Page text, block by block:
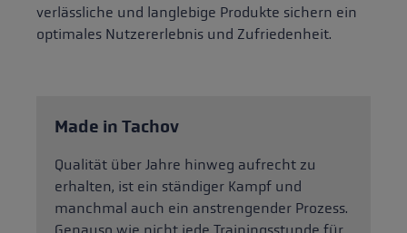
verlässliche und langlebige Produkte sichern ein
optimales Nutzererlebnis und Zufriedenheit.
Made in Tachov
Qualität über Jahre hinweg aufrecht zu
erhalten, ist ein ständiger Kampf und
manchmal auch ein anstrengender Prozess.
Genauso wie nicht jede Trainingsstunde für